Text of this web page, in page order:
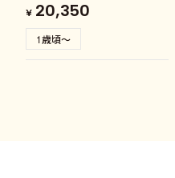
¥ 20,350
1歳頃～